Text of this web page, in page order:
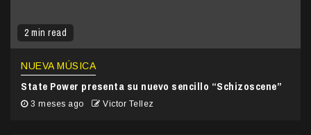
2 min read
NUEVA MÚSICA
State Power presenta su nuevo sencillo “Schizoscene”
3 meses ago Victor Tellez